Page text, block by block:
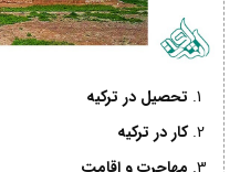
تحصیل در ترکیه
کار در ترکیه